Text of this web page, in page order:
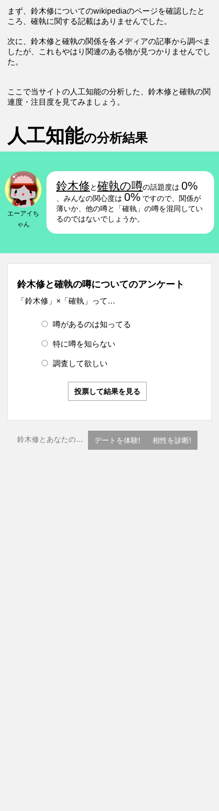
まず、鈴木修についてのwikipediaのページを確認したと
ころ、確執に関する記載はありませんでした。
次に、鈴木修と確執の関係を各メディアの記事から調べま
したが、これもやはり関連のある物が見つかりませんでし
た。
ここで当サイトの人工知能の分析した、鈴木修と確執の関
連度・注目度を見てみましょう。
人工知能の分析結果
エーアイち
ゃん
鈴木修と確執の噂の話題度は 0%
、みんなの関心度は 0% ですので、関係が
薄いか、他の噂と「確執」の噂を混同してい
るのではないでしょうか。
鈴木修と確執の噂についてのアンケート
「鈴木修」×「確執」って…
噂があるのは知ってる
特に噂を知らない
調査して欲しい
投票して結果を見る
鈴木修とあなたの… デートを体験! 相性を診断!